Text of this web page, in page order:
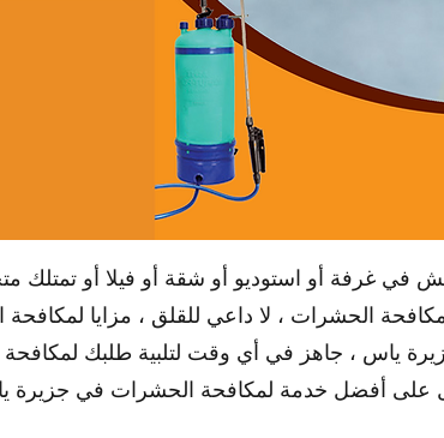
في غرفة أو استوديو أو شقة أو فيلا أو
الحشرات ، لا داعي للقلق ، مزايا
ياس ، جاهز في أي وقت لتلبية طلبك
على أفضل خدمة لمكافحة الحشرات في جزيرة